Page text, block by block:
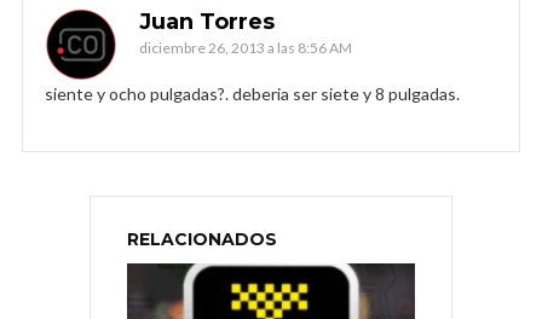
Juan Torres
diciembre 26, 2013 a las 8:56 AM
siente y ocho pulgadas?. deberia ser siete y 8 pulgadas.
RELACIONADOS